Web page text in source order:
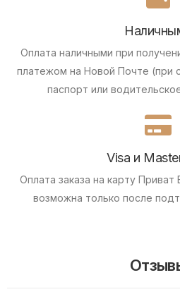
Оплата наличными при
платежом на Новой Почте (при
паспорт или
Visa и
Оплата заказа на карту Приват
возможна только после